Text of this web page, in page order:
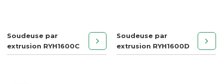
Soudeuse par
extrusion RYH1600C
Soudeuse par
extrusion RYH1600D